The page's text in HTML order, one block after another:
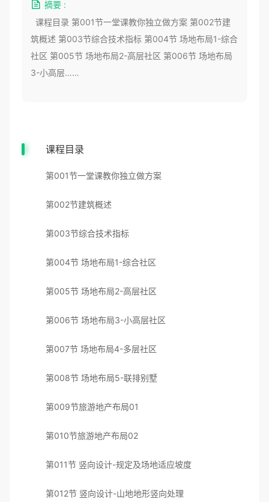
摘要 :
课程目录 第001节一堂课教你独立做方案 第002节建
筑概述 第003节综合技术指标 第004节 场地布局1-综合
社区 第005节 场地布局2-高层社区 第006节 场地布局
3-小高层……
课程目录
第001节一堂课教你独立做方案
第002节建筑概述
第003节综合技术指标
第004节 场地布局1-综合社区
第005节 场地布局2-高层社区
第006节 场地布局3-小高层社区
第007节 场地布局4-多层社区
第008节 场地布局5-联排别墅
第009节旅游地产布局01
第010节旅游地产布局02
第011节 竖向设计-规定及场地适应坡度
第012节 竖向设计-山地地形竖向处理